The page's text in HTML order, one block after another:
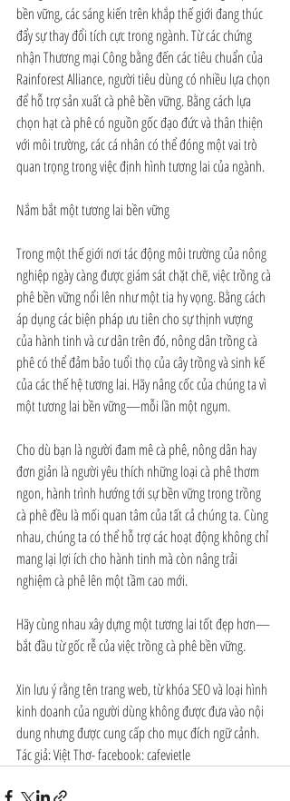
bền vững, các sáng kiến ​​trên khắp thế giới đang thúc
đẩy sự thay đổi tích cực trong ngành. Từ các chứng
nhận Thương mại Công bằng đến các tiêu chuẩn của
Rainforest Alliance, người tiêu dùng có nhiều lựa chọn
để hỗ trợ sản xuất cà phê bền vững. Bằng cách lựa
chọn hạt cà phê có nguồn gốc đạo đức và thân thiện
với môi trường, các cá nhân có thể đóng một vai trò
quan trọng trong việc định hình tương lai của ngành.
Nắm bắt một tương lai bền vững
Trong một thế giới nơi tác động môi trường của nông
nghiệp ngày càng được giám sát chặt chẽ, việc trồng cà
phê bền vững nổi lên như một tia hy vọng. Bằng cách
áp dụng các biện pháp ưu tiên cho sự thịnh vượng
của hành tinh và cư dân trên đó, nông dân trồng cà
phê có thể đảm bảo tuổi thọ của cây trồng và sinh kế
của các thế hệ tương lai. Hãy nâng cốc của chúng ta vì
một tương lai bền vững—mỗi lần một ngụm.
Cho dù bạn là người đam mê cà phê, nông dân hay
đơn giản là người yêu thích những loại cà phê thơm
ngon, hành trình hướng tới sự bền vững trong trồng
cà phê đều là mối quan tâm của tất cả chúng ta. Cùng
nhau, chúng ta có thể hỗ trợ các hoạt động không chỉ
mang lại lợi ích cho hành tinh mà còn nâng trải
nghiệm cà phê lên một tầm cao mới.
Hãy cùng nhau xây dựng một tương lai tốt đẹp hơn—
bắt đầu từ gốc rễ của việc trồng cà phê bền vững.
Xin lưu ý rằng tên trang web, từ khóa SEO và loại hình
kinh doanh của người dùng không được đưa vào nội
dung nhưng được cung cấp cho mục đích ngữ cảnh.
Tác giả: Việt Thơ- facebook: cafevietle